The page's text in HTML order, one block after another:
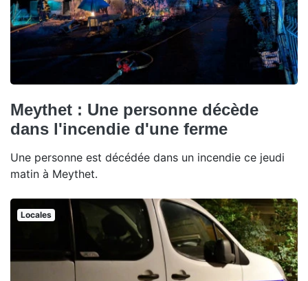
Meythet : Une personne décède
dans l'incendie d'une ferme
Une personne est décédée dans un incendie ce jeudi
matin à Meythet.
Locales